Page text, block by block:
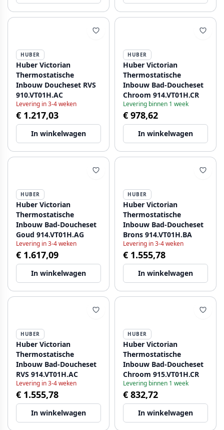
HUBER
Huber Victorian
Thermostatische
Inbouw Doucheset RVS
910.VT01H.AC
Levering in 3-4 weken
€ 1.217,03
In winkelwagen
HUBER
Huber Victorian
Thermostatische
Inbouw Bad-Doucheset
Chroom 914.VT01H.CR
Levering binnen 1 week
€ 978,62
In winkelwagen
HUBER
Huber Victorian
Thermostatische
Inbouw Bad-Doucheset
Goud 914.VT01H.AG
Levering in 3-4 weken
€ 1.617,09
In winkelwagen
HUBER
Huber Victorian
Thermostatische
Inbouw Bad-Doucheset
Brons 914.VT01H.BA
Levering in 3-4 weken
€ 1.555,78
In winkelwagen
HUBER
Huber Victorian
Thermostatische
Inbouw Bad-Doucheset
RVS 914.VT01H.AC
Levering in 3-4 weken
€ 1.555,78
In winkelwagen
HUBER
Huber Victorian
Thermostatische
Inbouw Bad-Doucheset
Chroom 915.VT01H.CR
Levering binnen 1 week
€ 832,72
In winkelwagen